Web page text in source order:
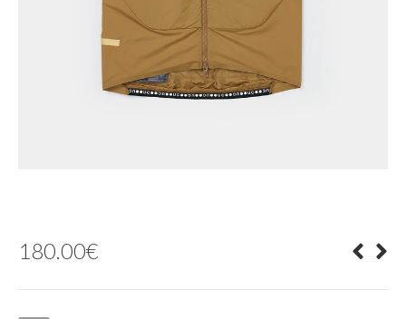
180.00€